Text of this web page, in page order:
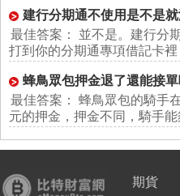
建行分期通不使用是不是
最佳答案： 並不是。建行分
打到你的分期通專項借記卡
蜂鳥眾包押金退了還能接單
最佳答案： 蜂鳥眾包的騎手
元的押金，押金不同，騎手
期貨